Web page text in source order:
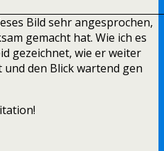
Bild sehr angesprochen,
gemacht hat. Wie ich es
gezeichnet, wie er weiter
den Blick wartend gen